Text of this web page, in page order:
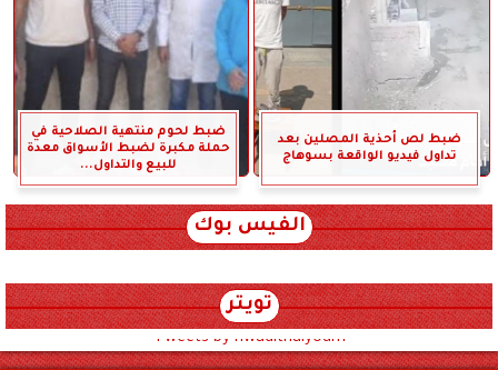
ضبط لص أحذية المصلين بعد
تداول فيديو الواقعة بسوهاج
ضبط لحوم منتهية الصلاحية في
حملة مكبرة لضبط الأسواق معدة
للبيع والتداول...
الفيس بوك
تويتر
Tweets by hwadithalyoum